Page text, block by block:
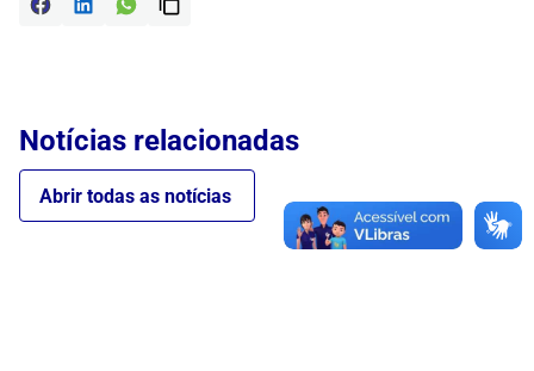
Notícias relacionadas
Abrir todas as notícias